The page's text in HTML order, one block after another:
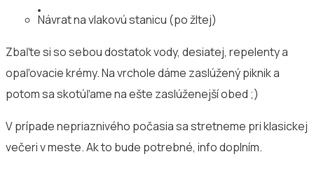
Návrat na vlakovú stanicu (po žltej)
Zbaľte si so sebou dostatok vody, desiatej, repelenty a
opaľovacie krémy. Na vrchole dáme zaslúžený piknik a
potom sa skotúľame na ešte zaslúženejší obed ;)
V prípade nepriaznivého počasia sa stretneme pri klasickej
večeri v meste. Ak to bude potrebné, info doplním.